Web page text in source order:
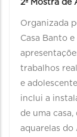
2ª Mostra de
Organizada
Casa Banto
trabalhos
e
inclui a
de uma
aquarelas do